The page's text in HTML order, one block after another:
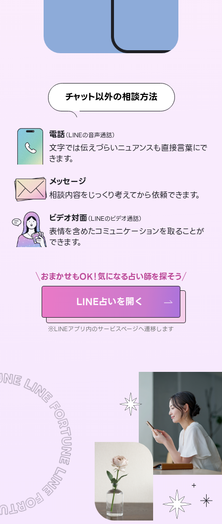
チャット以外の相談方法
電話（LINEの音声通話）
文字では伝えづらいニュアンスも直接言葉にで
きます。
メッセージ
相談内容をじっくり考えてから依頼できます。
ビデオ対面（LINEのビデオ通話）
表情を含めたコミュニケーションを取ることが
できます。
おまかせもOK！気になる占い師を探そう
LINE占いを開く
※LINEアプリ内のサービスページへ遷移します